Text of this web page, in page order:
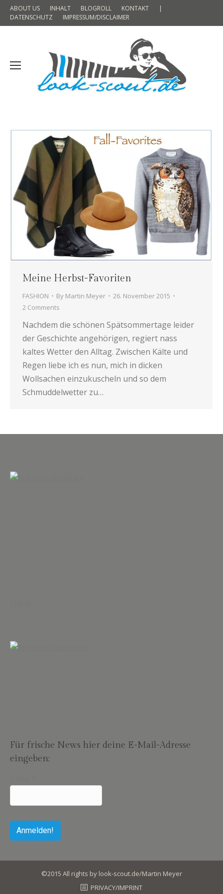
ABOUT US INHALT BLOGROLL KONTAKT
|
DATENSCHUTZ
IMPRESSUM/DISCLAIMER
Meine Herbst-Favoriten
FASHION By Martin Meyer
26. November 2015
2 Comments
Nachdem die schönen Spätsommertage leider
der Geschichte angehörigen, regiert nass
kaltes Wetter den Alltag. Zwischen Kälte und
Regen liebe ich es nun, mich in dicken
Wollsachen einzukuscheln und so dem
Schmuddelwetter zu…
Für frische News hier deine E-Mail-Adresse
eingeben:
©2015 All rights by look-scout.de/Martin Meyer
PRIVACY/IMPRINT